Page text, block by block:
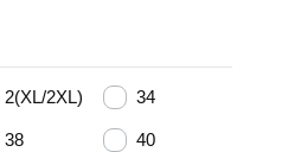
2(XL/2XL) 34
38 40